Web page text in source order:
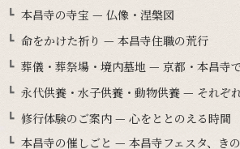
本昌寺の寺宝 — 仏像・涅槃図
命をかけた祈り — 本昌寺住職の荒行
葬儀・葬祭場・境内墓地 — 京都・本昌寺
永代供養・水子供養・動物供養 — それぞ
修行体験のご案内 — 心をととのえる時間
本昌寺の催しごと — 本昌寺フェスタ、き